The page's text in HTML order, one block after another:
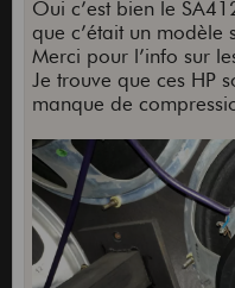
Buffalo FX TD-X
Sinon les autres OD
fonctionne très bien.
Après il y a des
OCD, Klon, TS, etc
toute la chaîne
Oui c’est bien le
que c’était un modèle
Merci pour l’info sur
Je trouve que ces HP
manque de